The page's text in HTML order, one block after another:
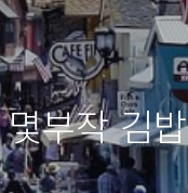
부작 김밥